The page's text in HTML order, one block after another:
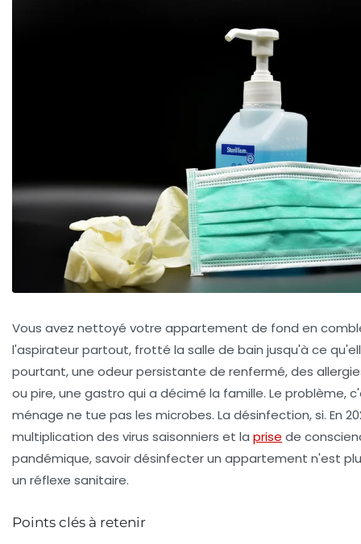
Vous avez nettoyé votre appartement de fond en
l'aspirateur partout, frotté la salle de bain jusqu'à ce
pourtant, une odeur persistante de renfermé, des
ou pire, une gastro qui a décimé la famille. Le problème,
ménage ne tue pas les microbes. La désinfection, si. En
multiplication des virus saisonniers et la prise de
pandémique, savoir désinfecter un appartement n'est
un réflexe sanitaire.
Points clés à retenir